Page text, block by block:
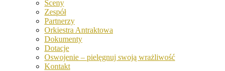
Sceny
Zespół
Partnerzy
Orkiestra Antraktowa
Dokumenty
Dotacje
Oswojenie – pielęgnuj swoją wrażliwość
Kontakt